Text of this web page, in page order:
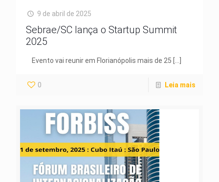
9 de abril de 2025
Sebrae/SC lança o Startup Summit
2025
Evento vai reunir em Florianópolis mais de 25
0 Leia mais